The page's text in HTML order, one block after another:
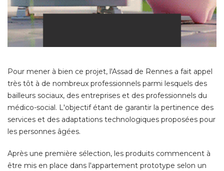
Pour mener à bien ce projet, l'Assad de Rennes a fait appel
très tôt à de nombreux professionnels parmi lesquels des
bailleurs sociaux, des entreprises et des professionnels du
médico-social. L'objectif étant de garantir la pertinence des
services et des adaptations technologiques proposées pour
les personnes âgées.
Après une première sélection, les produits commencent à
être mis en place dans l'appartement prototype selon un